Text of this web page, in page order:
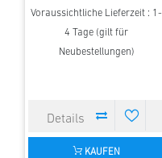
Voraussichtliche Lieferzeit : 1-
4 Tage (gilt für
Neubestellungen)
KAUFEN